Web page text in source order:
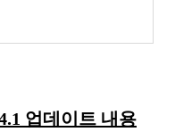
업데이트 내용